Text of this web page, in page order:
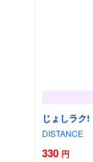
じょしラク
DISTANCE
330 円